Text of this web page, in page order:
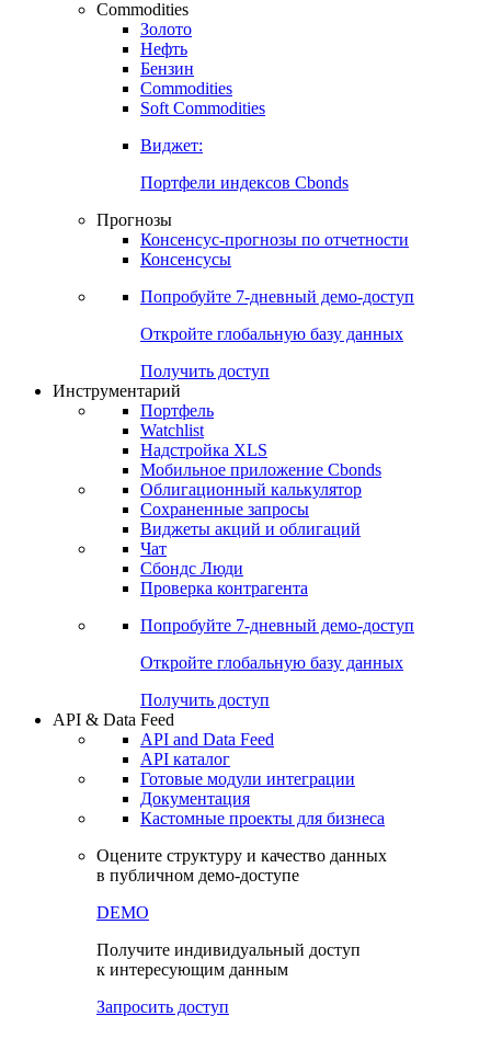
Commodities
Золото
Нефть
Бензин
Commodities
Soft Commodities
Виджет:
Портфели индексов Cbonds
Прогнозы
Консенсус-прогнозы по отчетности
Консенсусы
Попробуйте 7-дневный демо-доступ
Откройте глобальную базу данных
Получить доступ
Инструментарий
Портфель
Watchlist
Надстройка XLS
Мобильное приложение Cbonds
Облигационный калькулятор
Сохраненные запросы
Виджеты акций и облигаций
Чат
Сбондс Люди
Проверка контрагента
Попробуйте 7-дневный демо-доступ
Откройте глобальную базу данных
Получить доступ
API & Data Feed
API and Data Feed
API каталог
Готовые модули интеграции
Документация
Кастомные проекты для бизнеса
Оцените структуру и качество данных
в публичном демо-доступе
DEMO
Получите индивидуальный доступ
к интересующим данным
Запросить доступ